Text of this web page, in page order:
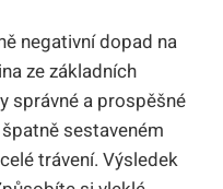
negativní dopad na
ze základních
správné a prospěšné
sestaveném
trávení. Výsledek